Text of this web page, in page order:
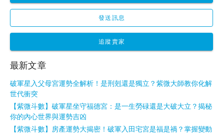
發送訊息
追蹤賣家
最新文章
破軍星入父母宮運勢全解析！是刑剋還是獨立？紫微大師教你化解
世代衝突
【紫微斗數】破軍星坐守福德宮：是一生勞碌還是大破大立？揭秘
你的內心世界與運勢吉凶
【紫微斗數】房產運勢大揭密！破軍入田宅宮是福是禍？掌握變動